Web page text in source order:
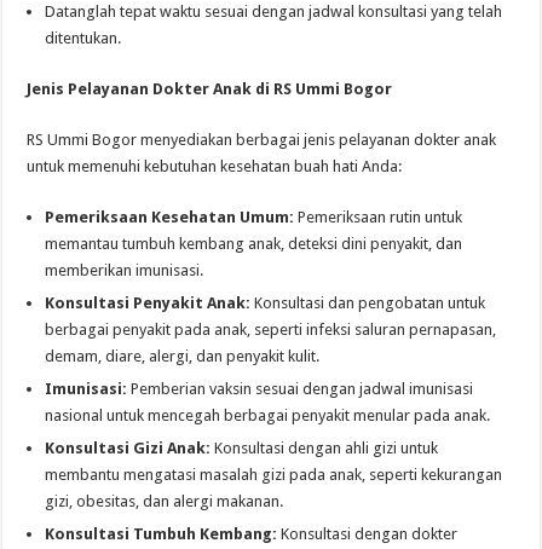
Datanglah tepat waktu sesuai dengan jadwal konsultasi yang telah
ditentukan.
Jenis Pelayanan Dokter Anak di RS Ummi Bogor
RS Ummi Bogor menyediakan berbagai jenis pelayanan dokter anak
untuk memenuhi kebutuhan kesehatan buah hati Anda:
Pemeriksaan Kesehatan Umum: Pemeriksaan rutin untuk
memantau tumbuh kembang anak, deteksi dini penyakit, dan
memberikan imunisasi.
Konsultasi Penyakit Anak: Konsultasi dan pengobatan untuk
berbagai penyakit pada anak, seperti infeksi saluran pernapasan,
demam, diare, alergi, dan penyakit kulit.
Imunisasi: Pemberian vaksin sesuai dengan jadwal imunisasi
nasional untuk mencegah berbagai penyakit menular pada anak.
Konsultasi Gizi Anak: Konsultasi dengan ahli gizi untuk
membantu mengatasi masalah gizi pada anak, seperti kekurangan
gizi, obesitas, dan alergi makanan.
Konsultasi Tumbuh Kembang: Konsultasi dengan dokter